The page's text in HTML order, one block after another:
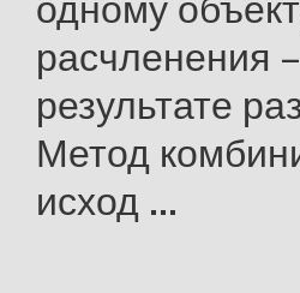
одному
расчленения
результате
Метод
исход ...